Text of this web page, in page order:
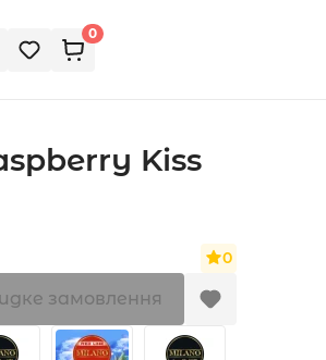
0
Kiss
0
замовлення